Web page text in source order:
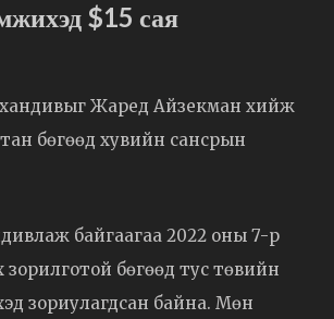
$15 сая
хандивыг Жаред Айзекман хийж
бөгөөд хувийн сансрын
байгаагаа 2022 оны 7-р
бөгөөд тус төвийн
зориулагдсан байна. Мөн